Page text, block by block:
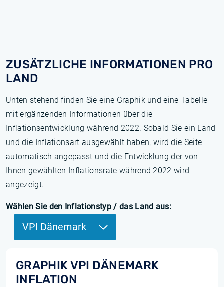
ZUSÄTZLICHE INFORMATIONEN PRO
LAND
Unten stehend finden Sie eine Graphik und eine Tabelle
mit ergänzenden Informationen über die
Inflationsentwicklung während 2022. Sobald Sie ein Land
und die Inflationsart ausgewählt haben, wird die Seite
automatisch angepasst und die Entwicklung der von
Ihnen gewählten Inflationsrate während 2022 wird
angezeigt.
Wählen Sie den Inflationstyp / das Land aus:
VPI Dänemark
GRAPHIK VPI DÄNEMARK
INFLATION